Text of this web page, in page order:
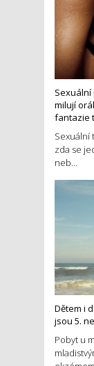
milují
fantazie
Sexuální
zda se
neb...
Dětem i
jsou 5.
Pobyt u